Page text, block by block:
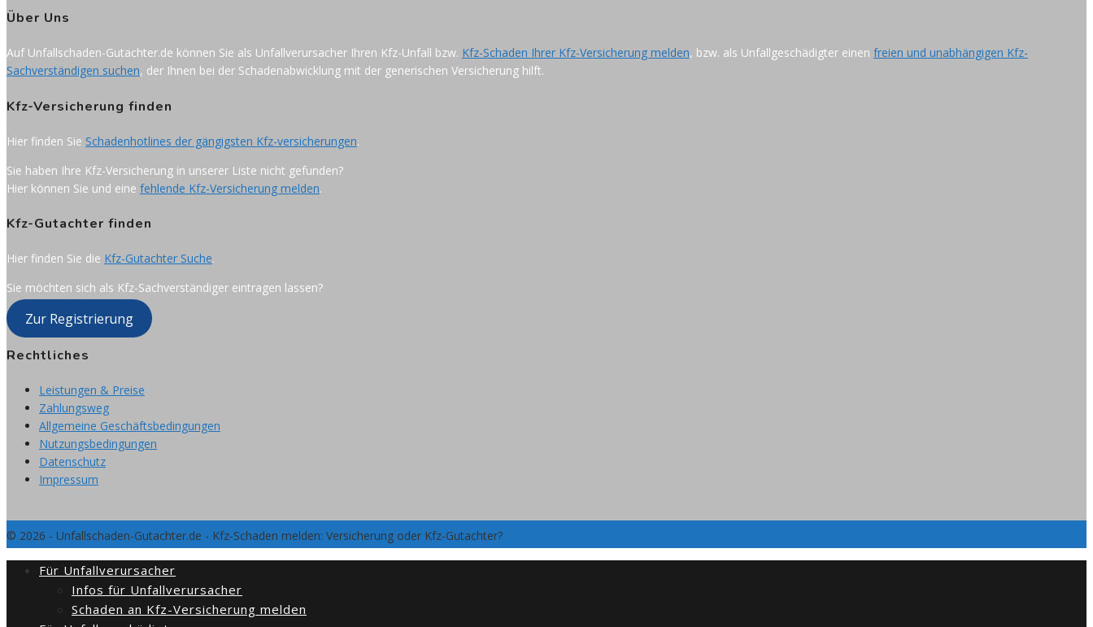
Über Uns
Auf Unfallschaden-Gutachter.de können Sie als Unfallverursacher Ihren Kfz-Unfall bzw. Kfz-Schaden Ihrer Kfz-Versicherung melden, bzw. als Unfallgeschädigter einen freien und unabhängigen Kfz-
Sachverständigen suchen, der Ihnen bei der Schadenabwicklung mit der generischen Versicherung hilft.
Kfz-Versicherung finden
Hier finden Sie Schadenhotlines der gängigsten Kfz-versicherungen.
Sie haben Ihre Kfz-Versicherung in unserer Liste nicht gefunden?
Hier können Sie und eine fehlende Kfz-Versicherung melden.
Kfz-Gutachter finden
Hier finden Sie die Kfz-Gutachter Suche.
Sie möchten sich als Kfz-Sachverständiger eintragen lassen?
Zur Registrierung
Rechtliches
Leistungen & Preise
Zahlungsweg
Allgemeine Geschäftsbedingungen
Nutzungsbedingungen
Datenschutz
Impressum
© 2026 - Unfallschaden-Gutachter.de - Kfz-Schaden melden: Versicherung oder Kfz-Gutachter?
Für Unfallverursacher
Infos für Unfallverursacher
Schaden an Kfz-Versicherung melden